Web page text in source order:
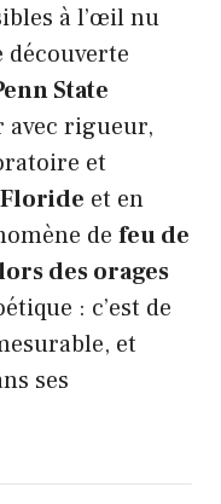
à l’œil nu
découverte
State
avec rigueur,
et
Floride et en
de feu de
des orages
: c’est de
et
ses